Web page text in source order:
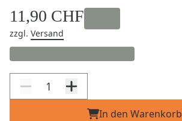
11,90 CHF
zzgl. Versand
In den Warenkorb